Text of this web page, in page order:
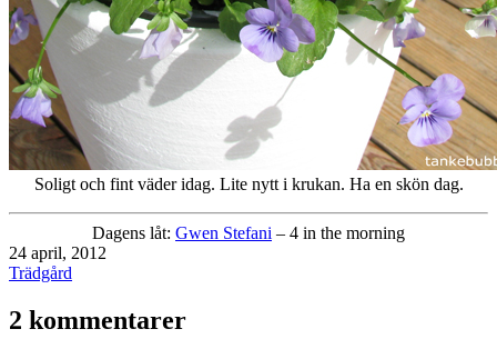
Soligt och fint väder idag. Lite nytt i krukan. Ha en skön dag.
Dagens låt: Gwen Stefani – 4 in the morning
Publicerat
den
24 april, 2012
Kategoriserat
Trädgård
2 kommentarer